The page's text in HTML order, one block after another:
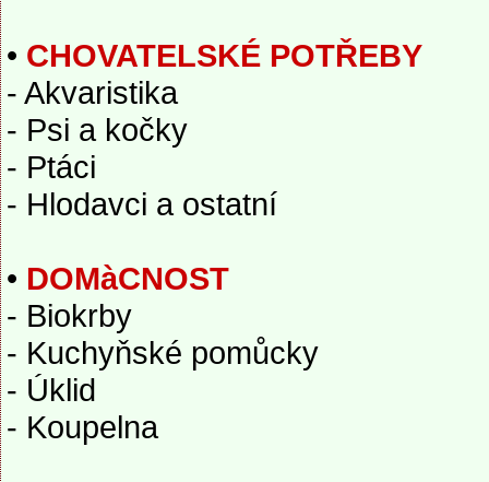
• CHOVATELSKÉ POTŘEBY
- Akvaristika
- Psi a kočky
- Ptáci
- Hlodavci a ostatní
• DOMàCNOST
- Biokrby
- Kuchyňské pomůcky
- Úklid
- Koupelna